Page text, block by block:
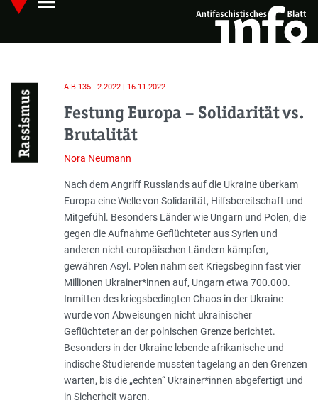
Skip
main
Hauptmenü öffnen
Rassismus
AIB 135 - 2.2022 | 16.11.2022
Festung Europa – Solidarität vs.
Brutalität
Nora Neumann
Einleitung
Nach dem Angriff Russlands auf die Ukraine überkam
Europa eine Welle von Solidarität, Hilfsbereitschaft und
Mitgefühl. Besonders Länder wie Ungarn und Polen, die
gegen die Aufnahme Geflüchteter aus Syrien und
anderen nicht europäischen Ländern kämpfen,
gewähren Asyl. Polen nahm seit Kriegsbeginn fast vier
Millionen Ukrainer*innen auf, Ungarn etwa 700.000.
Inmitten des kriegsbedingten Chaos in der Ukraine
wurde von Abweisungen nicht ukrainischer
Geflüchteter an der polnischen Grenze berichtet.
Besonders in der Ukraine lebende afrikanische und
indische Studierende mussten tagelang an den Grenzen
warten, bis die „echten“ Ukrainer*innen abgefertigt und
in Sicherheit waren.